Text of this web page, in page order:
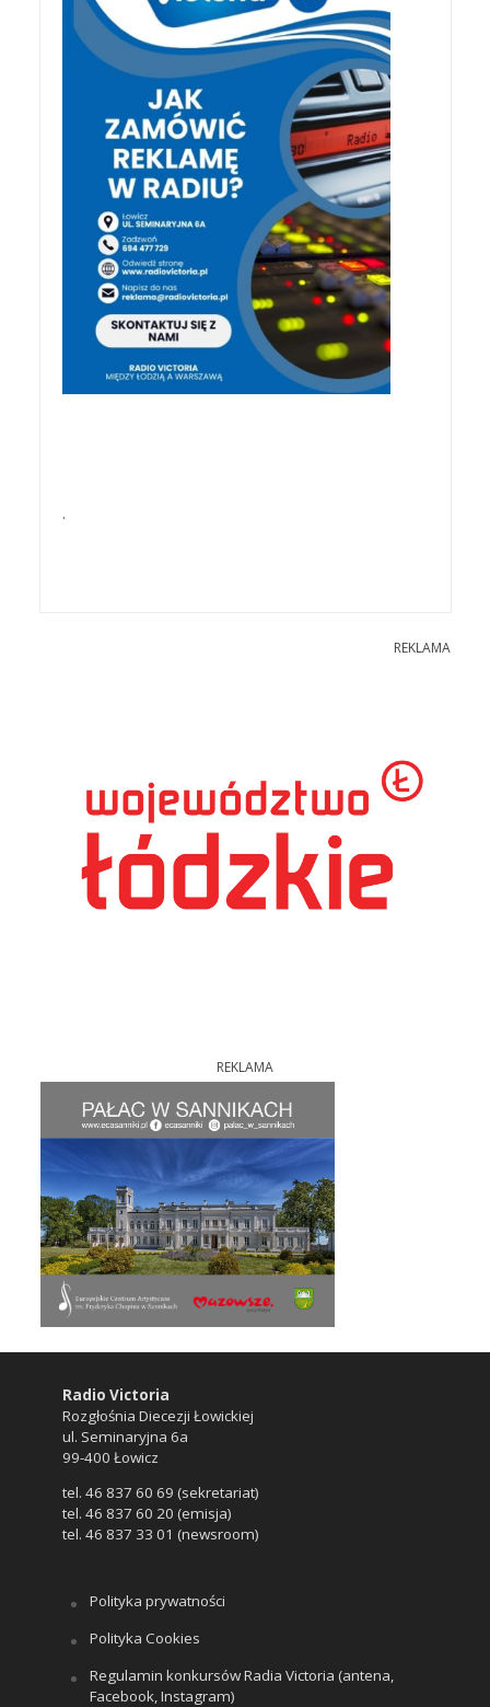
.
REKLAMA
REKLAMA
Radio Victoria
Rozgłośnia Diecezji Łowickiej
ul. Seminaryjna 6a
99-400 Łowicz
tel. 46 837 60 69 (sekretariat)
tel. 46 837 60 20 (emisja)
tel. 46 837 33 01 (newsroom)
Polityka prywatności
Polityka Cookies
Regulamin konkursów Radia Victoria (antena,
Facebook, Instagram)